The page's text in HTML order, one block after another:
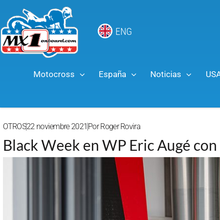
ENG
Motocross España Noticias
OTROS22 noviembre 2021 PorRoger Rovira
Black Week en WP Eric Augé